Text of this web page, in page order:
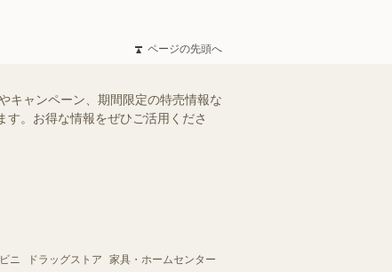
ページの先頭へ
キャンペーン、期間限定の特売情報な
。お得な情報をぜひご活用くださ
ニ ドラッグストア
家具・ホームセンター